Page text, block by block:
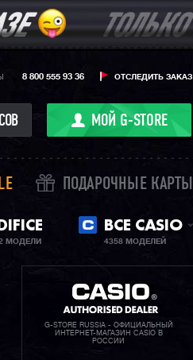
ОТСЛЕДИТЬ ЗАКАЗ
8 800 555 93 36
МОЙ G-STORE
ПОДАРОЧНЫЕ КАРТЫ
МОДЕЛИ
ВСЕ CASIO
4358 МОДЕЛЕЙ
G-STORE RUSSIA - ОФИЦИАЛЬНЫЙ
ИНТЕРНЕТ-МАГАЗИН CASIO В
РОССИИ